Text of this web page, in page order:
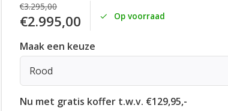
€3.295,00
€2.995,00 Op voorraad
Maak een keuze
Rood
Nu met gratis koffer t.w.v. €129,95,-